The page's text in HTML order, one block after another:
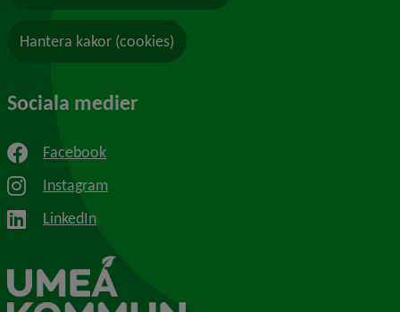
Hantera kakor (cookies)
Sociala medier
Facebook
Instagram
LinkedIn